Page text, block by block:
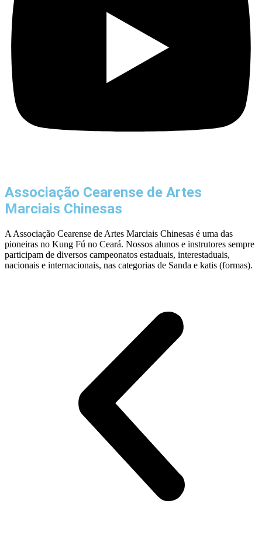
Associação Cearense de Artes
Marciais Chinesas
A Associação Cearense de Artes Marciais Chinesas é uma das
pioneiras no Kung Fú no Ceará. Nossos alunos e instrutores sempre
participam de diversos campeonatos estaduais, interestaduais,
nacionais e internacionais, nas categorias de Sanda e katis (formas).